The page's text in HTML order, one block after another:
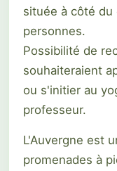
située à côté du
personnes.
Possibilité de
souhaiteraient
ou s'initier au
professeur.
L'Auvergne est
promenades à